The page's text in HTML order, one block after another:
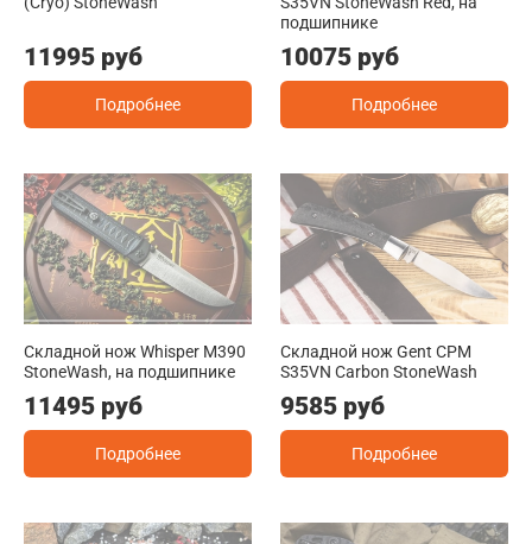
11995 руб
Подробнее
подшипнике
10075 руб
Подробнее
Складной нож Whisper M390
StoneWash, на подшипнике
11495 руб
Подробнее
Складной нож Gent CPM
S35VN Carbon StoneWash
9585 руб
Подробнее